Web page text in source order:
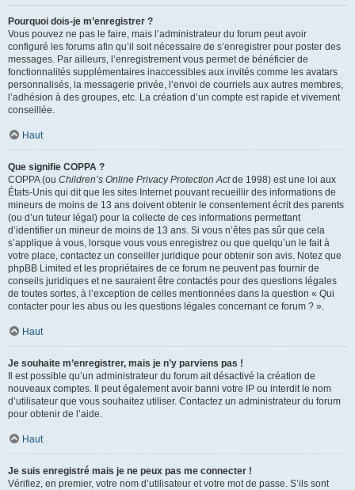
Pourquoi dois-je m’enregistrer ?
Vous pouvez ne pas le faire, mais l’administrateur du forum peut avoir
configuré les forums afin qu’il soit nécessaire de s’enregistrer pour poster des
messages. Par ailleurs, l’enregistrement vous permet de bénéficier de
fonctionnalités supplémentaires inaccessibles aux invités comme les avatars
personnalisés, la messagerie privée, l’envoi de courriels aux autres membres,
l’adhésion à des groupes, etc. La création d’un compte est rapide et vivement
conseillée.
Haut
Que signifie COPPA ?
COPPA (ou Children’s Online Privacy Protection Actde 1998) est une loi aux
États-Unis qui dit que les sites Internet pouvant recueillir des informations de
mineurs de moins de 13 ans doivent obtenir le consentement écrit des parents
(ou d’un tuteur légal) pour la collecte de ces informations permettant
d’identifier un mineur de moins de 13 ans. Si vous n’êtes pas sûr que cela
s’applique à vous, lorsque vous vous enregistrez ou que quelqu’un le fait à
votre place, contactez un conseiller juridique pour obtenir son avis. Notez que
phpBB Limited et les propriétaires de ce forum ne peuvent pas fournir de
conseils juridiques et ne sauraient être contactés pour des questions légales
de toutes sortes, à l’exception de celles mentionnées dans la question « Qui
contacter pour les abus ou les questions légales concernant ce forum ? ».
Haut
Je souhaite m’enregistrer, mais je n’y parviens pas !
Il est possible qu’un administrateur du forum ait désactivé la création de
nouveaux comptes. Il peut également avoir banni votre IP ou interdit le nom
d’utilisateur que vous souhaitez utiliser. Contactez un administrateur du forum
pour obtenir de l’aide.
Haut
Je suis enregistré mais je ne peux pas me connecter !
Vérifiez, en premier, votre nom d’utilisateur et votre mot de passe. S’ils sont